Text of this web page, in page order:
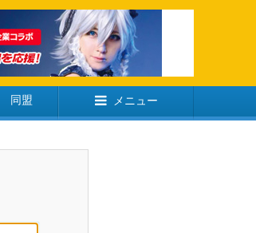
同盟 メニュー